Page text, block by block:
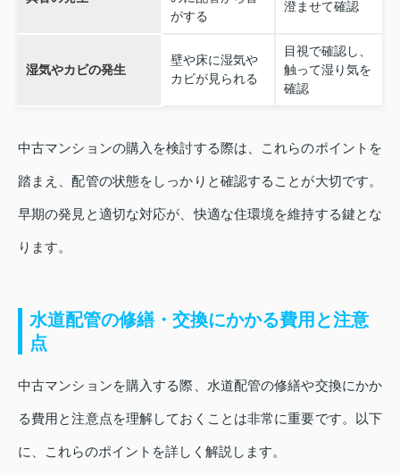
がする
澄ませて確認
湿気やカビの発生
壁や床に湿気や
カビが見られる
目視で確認し、
触って湿り気を
確認
中古マンションの購入を検討する際は、これらのポイントを
踏まえ、配管の状態をしっかりと確認することが大切です。
早期の発見と適切な対応が、快適な住環境を維持する鍵とな
ります。
水道配管の修繕・交換にかかる費用と注意
点
中古マンションを購入する際、水道配管の修繕や交換にかか
る費用と注意点を理解しておくことは非常に重要です。以下
に、これらのポイントを詳しく解説します。